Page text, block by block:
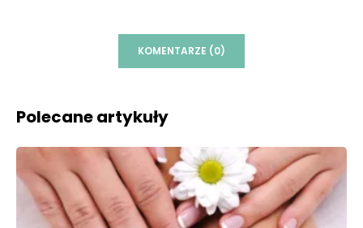
KOMENTARZE (0)
Polecane artykuły